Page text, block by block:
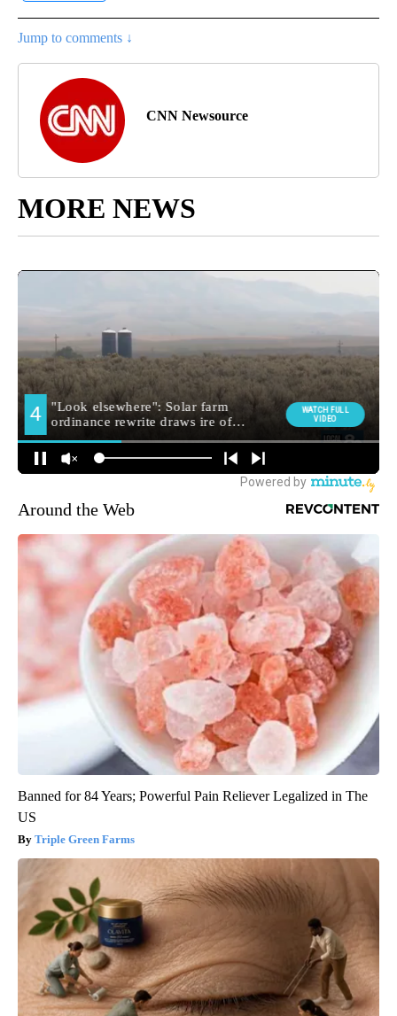
Jump to comments ↓
CNN Newsource
MORE NEWS
Around the Web
Banned for 84 Years; Powerful Pain Reliever Legalized in The
US
Triple Green Farms